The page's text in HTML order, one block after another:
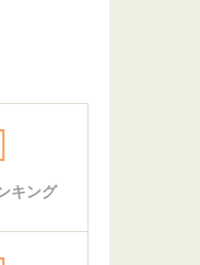
キング